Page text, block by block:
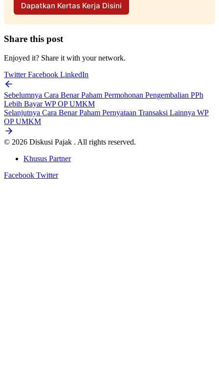
Dapatkan Kertas Kerja Disini
Share this post
Enjoyed it? Share it with your network.
TwitterFacebook LinkedIn
Sebelumnya Cara Benar Paham Permohonan Pengembalian PPh
Lebih Bayar WP OP UMKM
Selanjutnya Cara Benar Paham Pernyataan Transaksi Lainnya WP
OP UMKM
© 2026 Diskusi Pajak . All rights reserved.
Khusus Partner
Facebook Twitter